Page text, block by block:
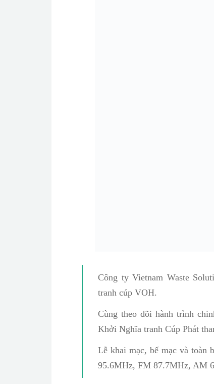
Công ty Vietnam Waste
tranh cúp VOH.
Cùng theo dõi hành trình
Khởi Nghĩa tranh Cúp Phát
Lễ khai mạc, bế mạc và toàn
95.6MHz, FM 87.7MHz, AM